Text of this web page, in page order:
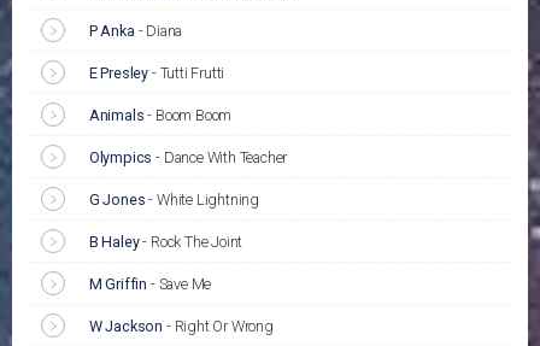
P Anka - Diana
E Presley - Tutti Frutti
Animals - Boom Boom
Olympics - Dance With Teacher
G Jones - White Lightning
B Haley- Rock The Joint
M Griffin - Save Me
W Jackson - Right Or Wrong